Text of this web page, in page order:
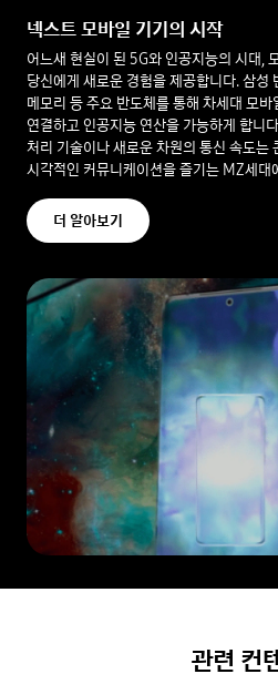
넥스트 모바일 기기의 시작
어느새 현실이 된 5G와 인공지능의 시대,
당신에게 새로운 경험을 제공합니다. 삼성
메모리 등 주요 반도체를 통해 차세대 모
연결하고 인공지능 연산을 가능하게 합니
처리 기술이나 새로운 차원의 통신 속도는
시각적인 커뮤니케이션을 즐기는 MZ세대
더 알아보기
관련 컨